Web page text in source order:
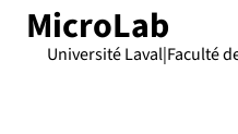
MicroLab
|
Université Laval Faculté